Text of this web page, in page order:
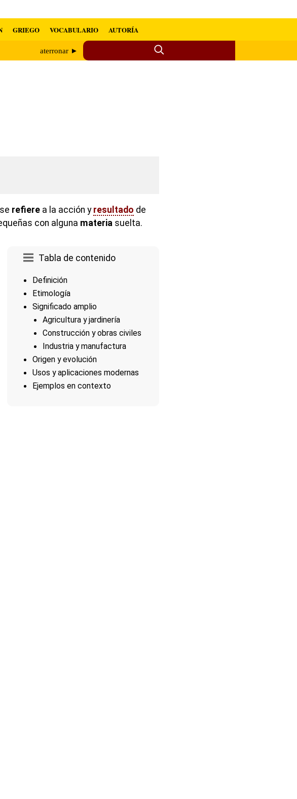
GRIEGO VOCABULARIO AUTORÍA
aterronar ►
refiere a la acción y resultado de
con alguna materia suelta.
Tabla de contenido
Definición
Etimología
Significado amplio
Agricultura y jardinería
Construcción y obras civiles
Industria y manufactura
Origen y evolución
Usos y aplicaciones modernas
Ejemplos en contexto